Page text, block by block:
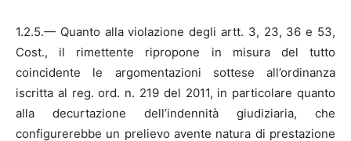
1.2.5.— Quanto alla violazione degli artt. 3, 23, 36 e 53,
Cost., il rimettente ripropone in misura del tutto
coincidente le argomentazioni sottese all’ordinanza
iscritta al reg. ord. n. 219 del 2011, in particolare quanto
alla decurtazione dell’indennità giudiziaria, che
configurerebbe un prelievo avente natura di prestazione